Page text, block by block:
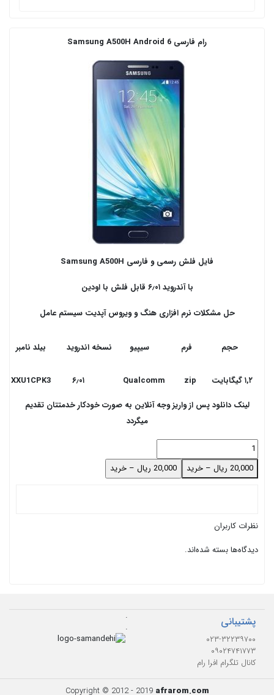
رام فارسی Samsung A500H Android 6
فایل فلش رسمی و فارسی Samsung A500H
با آندروید ۶٫۰۱ قابل فلش با اودین
حل مشکلات نرم افزاری هنگ و ویروس آپدیت سیستم عامل
حجم فرم سیپیو نسخه اندروید بیلد نامبر
۱,۲ گیگابایت zip
Qualcomm ۶٫۰۱
لینک دانلود پس از واریز وجه آنلاین به صورت خودکار خدمتتان تقدیم
میگردد
20,000 ریال – خرید
نظرات کاربران
دیدگاه‌ها بسته شده‌اند.
پشتیبانی
۰۲۳-۳۲۲۳۹۷۰۰
۰۹۰۲۴۷۴۱۷۷۳
کانال تلگرام افرا رام
.
.
Copyright © 2012 - 2019 afrarom.com